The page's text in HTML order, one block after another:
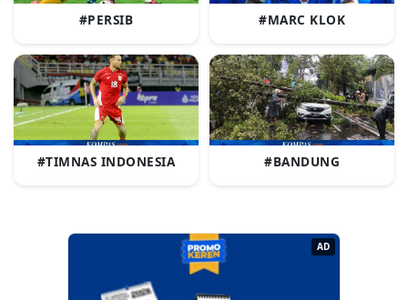
#PERSIB #MARC KLOK
#TIMNAS INDONESIA #BANDUNG
AD